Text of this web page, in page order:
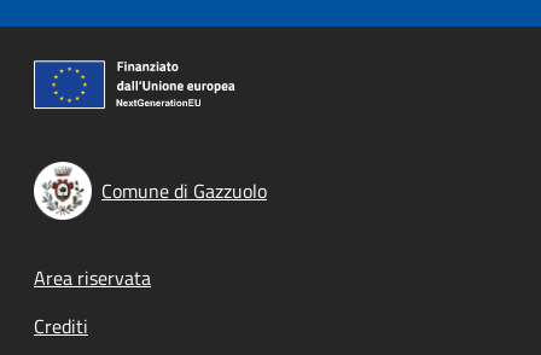
Comune di Gazzuolo
Footer menu
Area riservata
Crediti